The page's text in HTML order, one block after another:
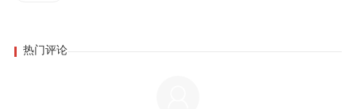
热门评论